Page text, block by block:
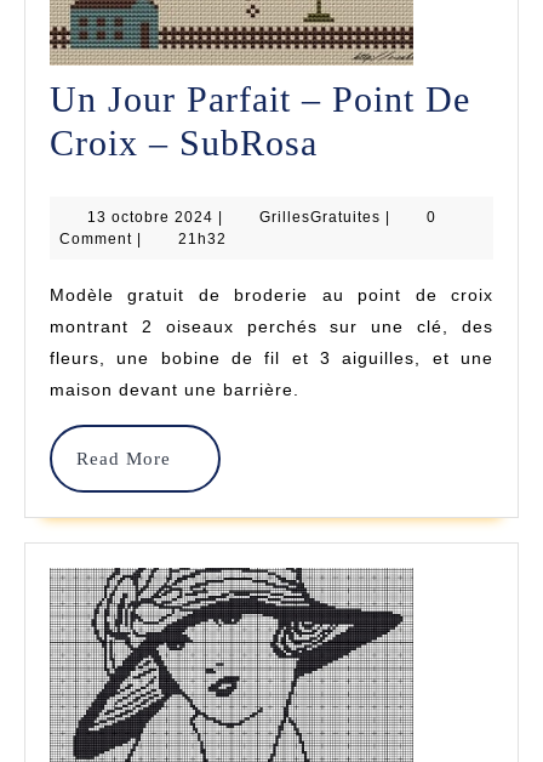
Un Jour Parfait – Point De
Croix – SubRosa
Parfait
Point
De
13 octobre 2024 13
octobre
GrillesGratuites GrillesGratuites
0
Comment
21h32
Modèle gratuit de broderie au point de croix
montrant 2 oiseaux perchés sur une clé, des
fleurs, une bobine de fil et 3 aiguilles, et une
maison devant une barrière.
Read More
Read
More